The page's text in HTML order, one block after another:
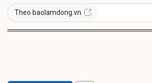
Theo baolamdong.vn